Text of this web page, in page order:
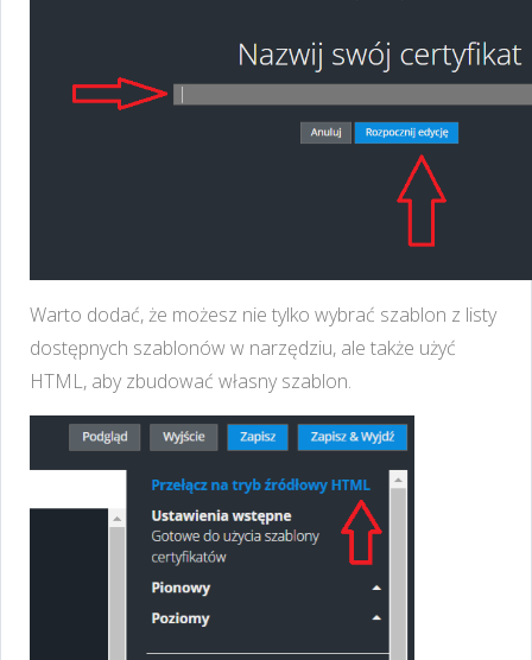
Warto dodać, że możesz nie tylko wybrać szablon z listy
dostępnych szablonów w narzędziu, ale także użyć
HTML, aby zbudować własny szablon.